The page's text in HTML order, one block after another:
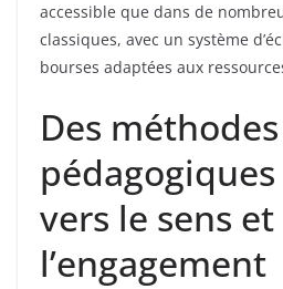
accessible que dans de
classiques, avec un système
bourses adaptées aux
Des méthodes
vers le sens et
l’engagement